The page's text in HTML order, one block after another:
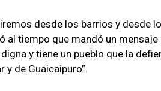
desde los barrios y desde
al tiempo que mandó un mensaje
y tiene un pueblo que la
de Guaicaipuro”.